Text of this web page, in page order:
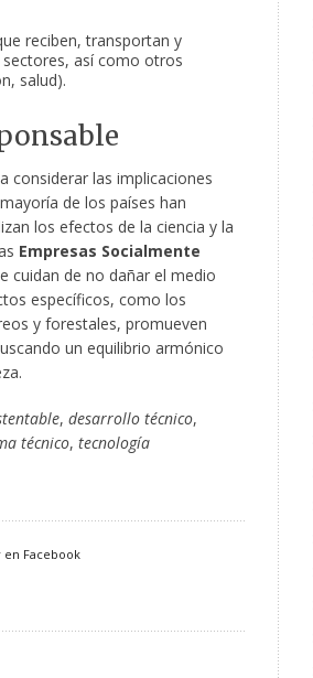
reciben, transportan y
así como otros
salud).
considerar las implicaciones
de los países han
los efectos de la ciencia y la
Empresas Socialmente
cuidan de no dañar el medio
específicos, como los
y forestales, promueven
un equilibrio armónico
, desarrollo técnico,
técnico, tecnología
Facebook